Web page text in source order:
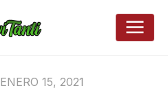
ENERO 15, 2021